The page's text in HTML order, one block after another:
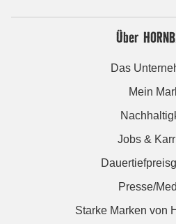
Über
Das
Mein
Jobs &
Presse/
Starke Marken von